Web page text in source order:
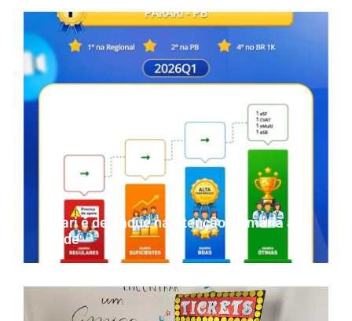
Parari é destaque na Atenção Primária à
Saúde